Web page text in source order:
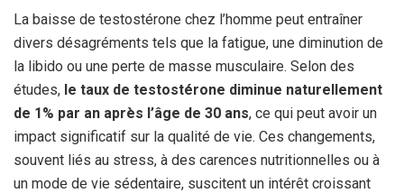
La baisse de testostérone chez l’homme peut entraîner
divers désagréments tels que la fatigue, une diminution de
la libido ou une perte de masse musculaire. Selon des
études, le taux de testostérone diminue naturellement
de 1% par an après l’âge de 30 ans, ce qui peut avoir un
impact significatif sur la qualité de vie. Ces changements,
souvent liés au stress, à des carences nutritionnelles ou à
un mode de vie sédentaire, suscitent un intérêt croissant